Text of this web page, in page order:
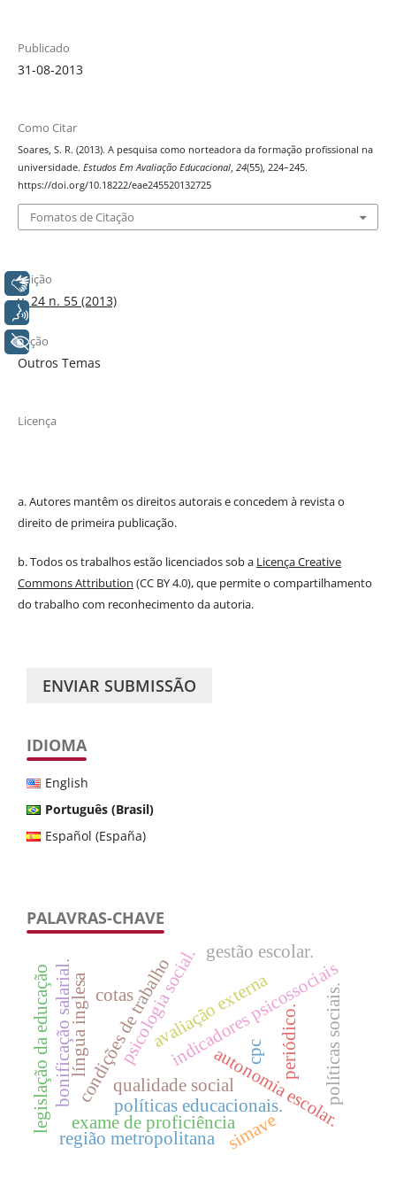
Publicado
31-08-2013
Como Citar
Soares, S. R. (2013). A pesquisa como norteadora da formação profissional na
universidade. Estudos Em Avaliação Educacional, 24(55), 224–245.
https://doi.org/10.18222/eae245520132725
Fomatos de Citação
Edição
v. 24 n. 55 (2013)
Seção
Outros Temas
Licença
a. Autores mantêm os direitos autorais e concedem à revista o
direito de primeira publicação.
b. Todos os trabalhos estão licenciados sob a Licença Creative
Commons Attribution (CC BY 4.0), que permite o compartilhamento
do trabalho com reconhecimento da autoria.
ENVIAR SUBMISSÃO
IDIOMA
English
Português (Brasil)
Español (España)
PALAVRAS-CHAVE
avaliação externa
psicologia social.
autonomia escolar.
condições de trabalho
bonificação salarial.
legislação da educação qualidade social
indicadores psicossociais
gestão escolar.
cpc
políticas educacionais.
exame de proficiência
língua inglesa cotas
região metropolitana
periódico. políticas sociais.
simave
Libras
Voz